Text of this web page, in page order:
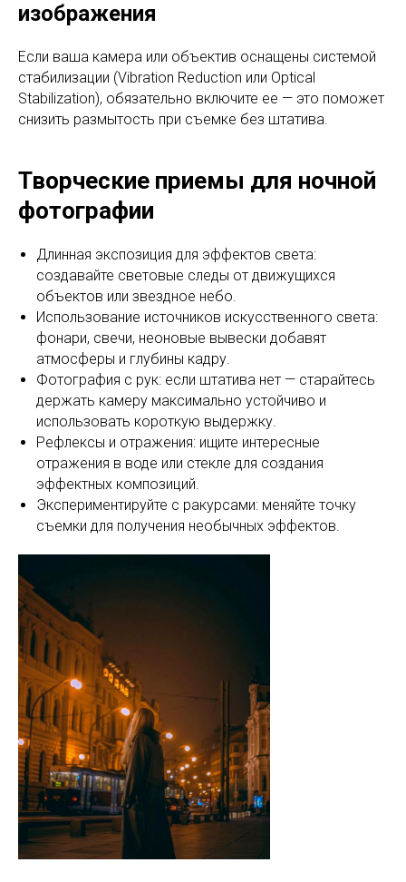
изображения
Если ваша камера или объектив оснащены системой
стабилизации (Vibration Reduction или Optical
Stabilization), обязательно включите ее — это поможет
снизить размытость при съемке без штатива.
Творческие приемы для ночной
фотографии
Длинная экспозиция для эффектов света:
создавайте световые следы от движущихся
объектов или звездное небо.
Использование источников искусственного света:
фонари, свечи, неоновые вывески добавят
атмосферы и глубины кадру.
Фотография с рук: если штатива нет — старайтесь
держать камеру максимально устойчиво и
использовать короткую выдержку.
Рефлексы и отражения: ищите интересные
отражения в воде или стекле для создания
эффектных композиций.
Экспериментируйте с ракурсами: меняйте точку
съемки для получения необычных эффектов.